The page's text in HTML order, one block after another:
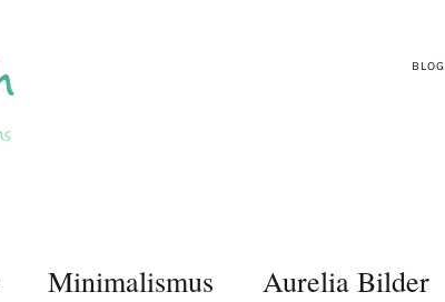
BLOG
Minimalismus Aurelia Bilder